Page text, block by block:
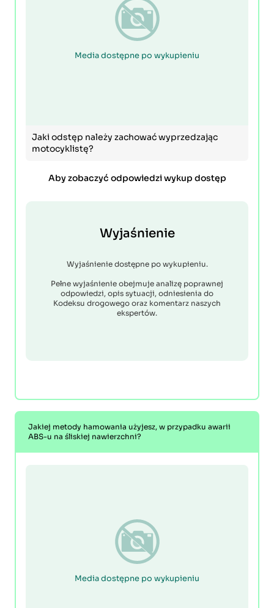
Media dostępne po wykupieniu
Jaki odstęp należy zachować wyprzedzając
motocyklistę?
Aby zobaczyć odpowiedzi wykup dostęp
Wyjaśnienie
Wyjaśnienie dostępne po wykupieniu.
Pełne wyjaśnienie obejmuje analizę poprawnej
odpowiedzi, opis sytuacji, odniesienia do
Kodeksu drogowego oraz komentarz naszych
ekspertów.
Jakiej metody hamowania użyjesz, w przypadku awarii
ABS-u na śliskiej nawierzchni?
Media dostępne po wykupieniu